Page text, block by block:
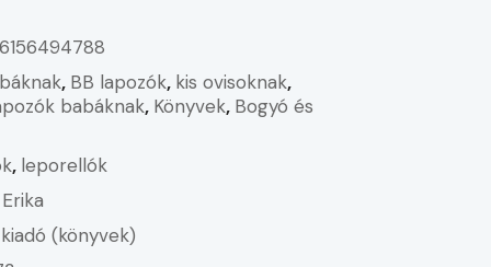
, BB lapozók, kis ovisoknak,
babáknak, Könyvek, Bogyó és
, leporellók
(könyvek)